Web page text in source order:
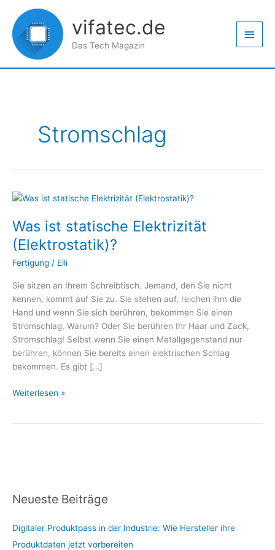
Inhalt
springen
vifatec.de
Das Tech Magazin
Stromschlag
Was ist statische Elektrizität
(Elektrostatik)?
Fertigung / Elli
Sie sitzen an Ihrem Schreibtisch. Jemand, den Sie nicht
kennen, kommt auf Sie zu. Sie stehen auf, reichen ihm die
Hand und wenn Sie sich berühren, bekommen Sie einen
Stromschlag. Warum? Oder Sie berühren Ihr Haar und Zack,
Stromschlag! Selbst wenn Sie einen Metallgegenstand nur
berühren, können Sie bereits einen elektrischen Schlag
bekommen. Es gibt […]
Was
statische
Elektrizität
(Elektrostatik)?
Weiterlesen »
Neueste Beiträge
Digitaler Produktpass in der Industrie: Wie Hersteller ihre
Produktdaten jetzt vorbereiten